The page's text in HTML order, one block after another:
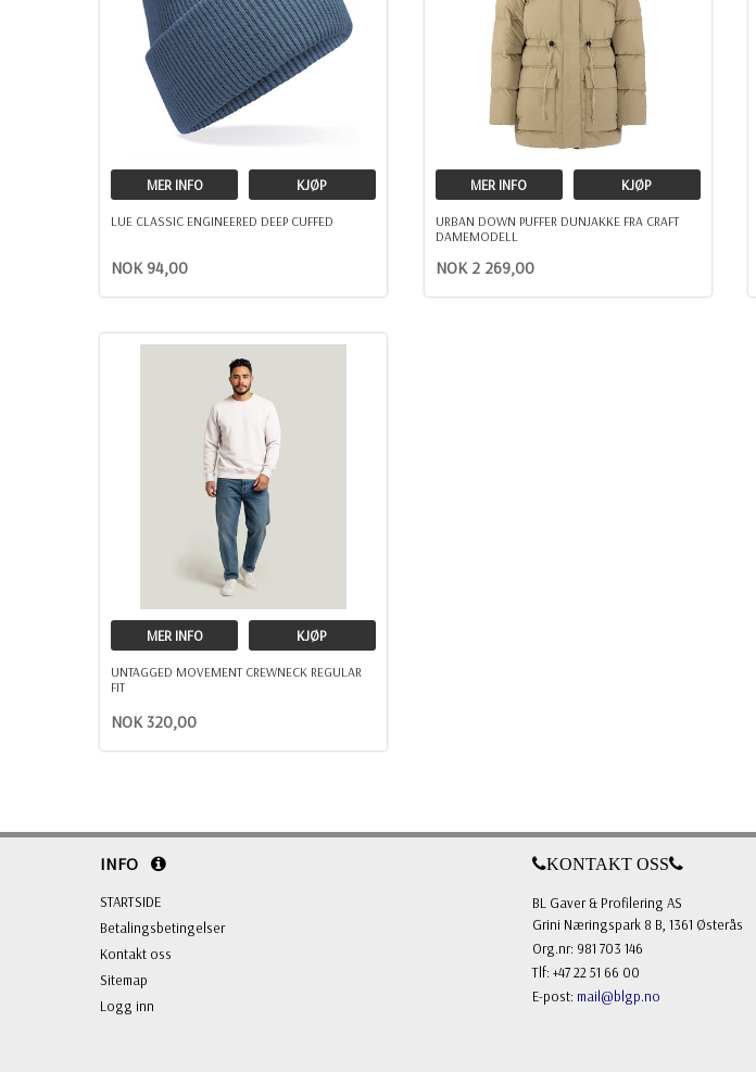
MER INFO KJØP
LUE CLASSIC ENGINEERED DEEP CUFFED
NOK 94,00
MER INFO KJØP
URBAN DOWN PUFFER DUNJAKKE FRA CRAFT
DAMEMODELL
NOK 2 269,00
MER INFO KJØP
UNTAGGED MOVEMENT CREWNECK REGULAR
FIT
NOK 320,00
INFO
STARTSIDE
Betalingsbetingelser
Kontakt oss
Sitemap
Logg inn
KONTAKT OSS
BL Gaver & Profilering AS
Grini Næringspark 8 B, 1361 Østerås
Org.nr: 981 703 146
Tlf: +47 22 51 66 00
E-post: mail@blgp.no